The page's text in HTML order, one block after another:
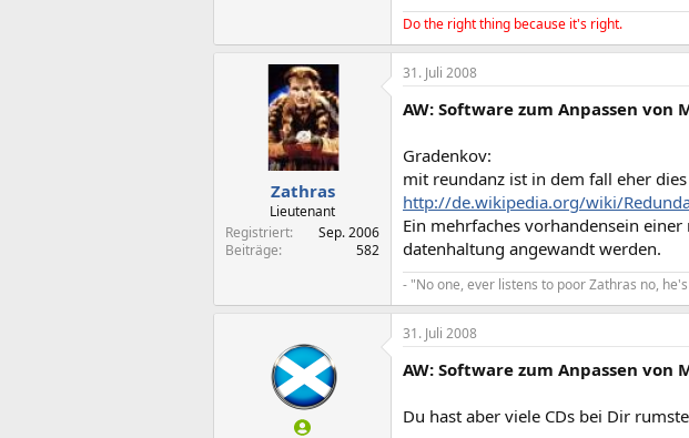
Do the right thing because it's right.
Zathras
Lieutenant
Registriert
Sep. 2006
Beiträge
582
31. Juli 2008
AW: Software zum Anpassen von
Gradenkov:
mit reundanz ist in dem fall eher
http://de.wikipedia.org/wiki/
Ein mehrfaches vorhandensein
datenhaltung angewandt werden.
- "No one, ever listens to poor Zathras no,
31. Juli 2008
AW: Software zum Anpassen von
Du hast aber viele CDs bei Dir